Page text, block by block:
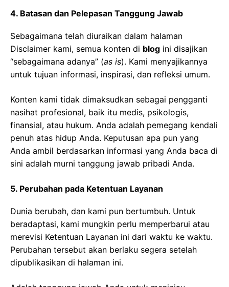
4. Batasan dan Pelepasan Tanggung Jawab
Sebagaimana telah diuraikan dalam halaman
Disclaimer kami, semua konten di blog ini disajikan
“sebagaimana adanya” (as is). Kami menyajikannya
untuk tujuan informasi, inspirasi, dan refleksi umum.
Konten kami tidak dimaksudkan sebagai pengganti
nasihat profesional, baik itu medis, psikologis,
finansial, atau hukum. Anda adalah pemegang kendali
penuh atas hidup Anda. Keputusan apa pun yang
Anda ambil berdasarkan informasi yang Anda baca di
sini adalah murni tanggung jawab pribadi Anda.
5. Perubahan pada Ketentuan Layanan
Dunia berubah, dan kami pun bertumbuh. Untuk
beradaptasi, kami mungkin perlu memperbarui atau
merevisi Ketentuan Layanan ini dari waktu ke waktu.
Perubahan tersebut akan berlaku segera setelah
dipublikasikan di halaman ini.